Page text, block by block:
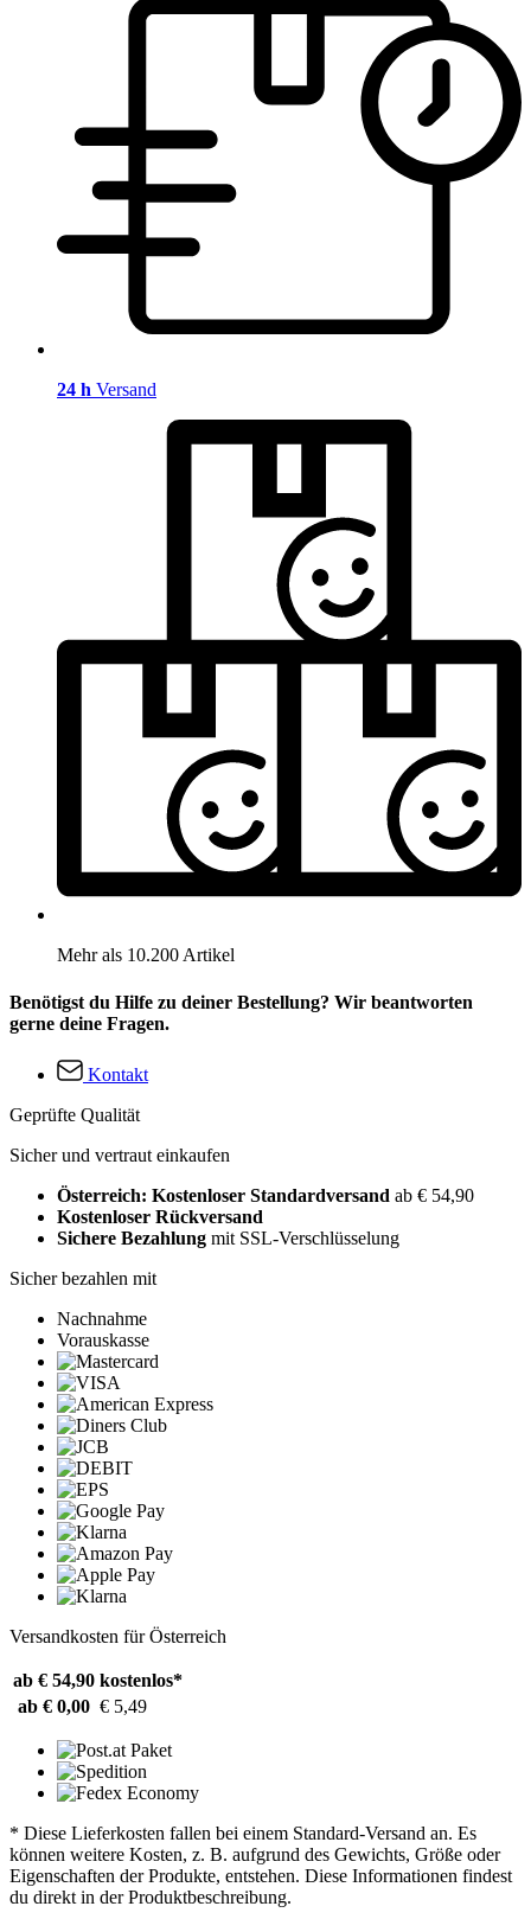
24 h Versand
Mehr als 10.200 Artikel
Benötigst du Hilfe zu deiner Bestellung? Wir beantworten
gerne deine Fragen.
Kontakt
Geprüfte Qualität
Sicher und vertraut einkaufen
Österreich: Kostenloser Standardversand ab € 54,90
Kostenloser Rückversand
Sichere Bezahlung mit SSL-Verschlüsselung
Sicher bezahlen mit
Nachnahme
Vorauskasse
Versandkosten für Österreich
ab € 54,90 kostenlos*
ab € 0,00 € 5,49
* Diese Lieferkosten fallen bei einem Standard-Versand an. Es
können weitere Kosten, z. B. aufgrund des Gewichts, Größe oder
Eigenschaften der Produkte, entstehen. Diese Informationen findest
du direkt in der Produktbeschreibung.